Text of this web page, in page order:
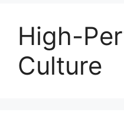
High-
Culture